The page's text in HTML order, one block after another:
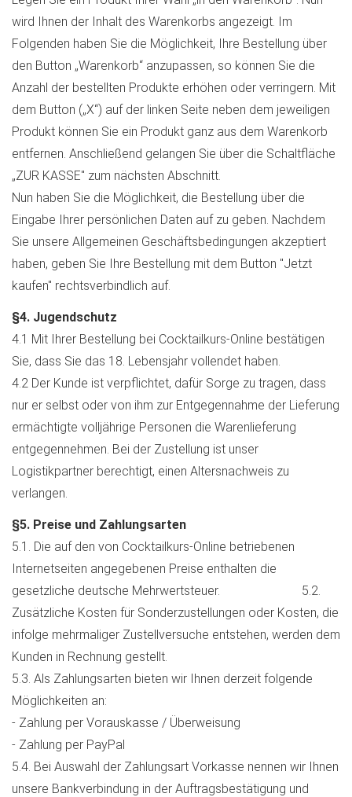
wird Ihnen der Inhalt des Warenkorbs angezeigt. Im
Folgenden haben Sie die Möglichkeit, Ihre Bestellung über
den Button „Warenkorb“ anzupassen, so können Sie die
Anzahl der bestellten Produkte erhöhen oder verringern. Mit
dem Button („X“) auf der linken Seite neben dem jeweiligen
Produkt können Sie ein Produkt ganz aus dem Warenkorb
entfernen. Anschließend gelangen Sie über die Schaltfläche
„ZUR KASSE" zum nächsten Abschnitt.
Nun haben Sie die Möglichkeit, die Bestellung über die
Eingabe Ihrer persönlichen Daten auf zu geben. Nachdem
Sie unsere Allgemeinen Geschäftsbedingungen akzeptiert
haben, geben Sie Ihre Bestellung mit dem Button "Jetzt
kaufen" rechtsverbindlich auf.
§4. Jugendschutz
4.1 Mit Ihrer Bestellung bei Cocktailkurs-Online bestätigen
Sie, dass Sie das 18. Lebensjahr vollendet haben.
4.2 Der Kunde ist verpflichtet, dafür Sorge zu tragen, dass
nur er selbst oder von ihm zur Entgegennahme der Lieferung
ermächtigte volljährige Personen die Warenlieferung
entgegennehmen. Bei der Zustellung ist unser
Logistikpartner berechtigt, einen Altersnachweis zu
verlangen.
§5. Preise und Zahlungsarten
5.1. Die auf den von Cocktailkurs-Online betriebenen
Internetseiten angegebenen Preise enthalten die
gesetzliche deutsche Mehrwertsteuer. 5.2.
Zusätzliche Kosten für Sonderzustellungen oder Kosten, die
infolge mehrmaliger Zustellversuche entstehen, werden dem
Kunden in Rechnung gestellt.
5.3. Als Zahlungsarten bieten wir Ihnen derzeit folgende
Möglichkeiten an:
- Zahlung per Vorauskasse / Überweisung
- Zahlung per PayPal
5.4. Bei Auswahl der Zahlungsart Vorkasse nennen wir Ihnen
unsere Bankverbindung in der Auftragsbestätigung und